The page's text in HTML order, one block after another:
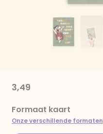
3,49
Formaat kaart
Onze verschillende formaten